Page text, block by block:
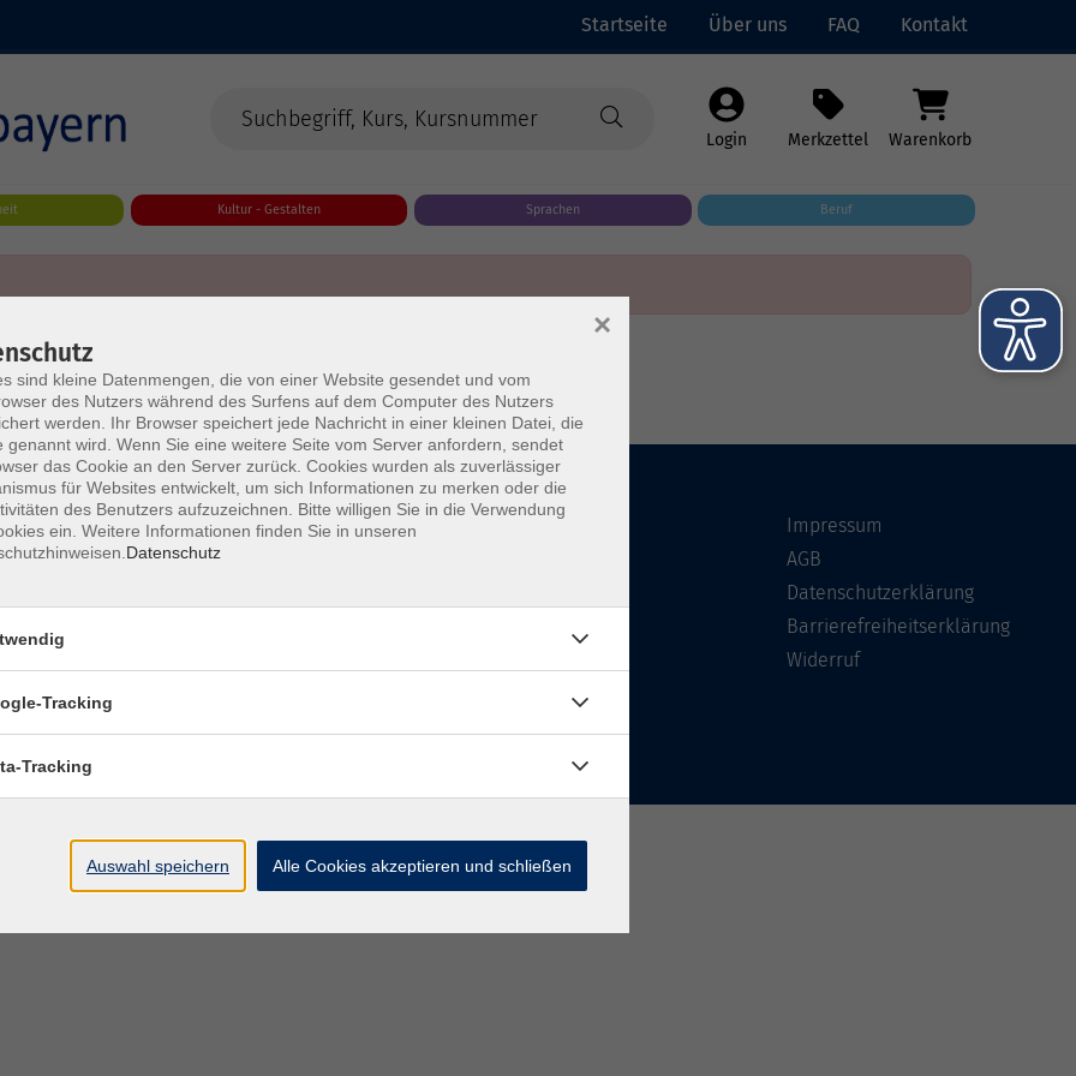
Startseite Über uns FAQ Kontakt
Login Merkzettel Warenkorb
Kultur - Gestalten Sprachen Beruf
Startseite
Impressum
AGB
Datenschutzerklärung
Barrierefreiheitserklärung
Widerruf
sind kleine Datenmengen, die von einer Website gesendet und vom
des Nutzers während des Surfens auf dem Computer des Nutzers
werden. Ihr Browser speichert jede Nachricht in einer kleinen Datei, die
genannt wird. Wenn Sie eine weitere Seite vom Server anfordern, sendet
das Cookie an den Server zurück. Cookies wurden als zuverlässiger
für Websites entwickelt, um sich Informationen zu merken oder die
des Benutzers aufzuzeichnen. Bitte willigen Sie in die Verwendung
ein. Weitere Informationen finden Sie in unseren
Datenschutz
×
Tracking
Tracking
Auswahl speichern Alle Cookies akzeptieren und schließen